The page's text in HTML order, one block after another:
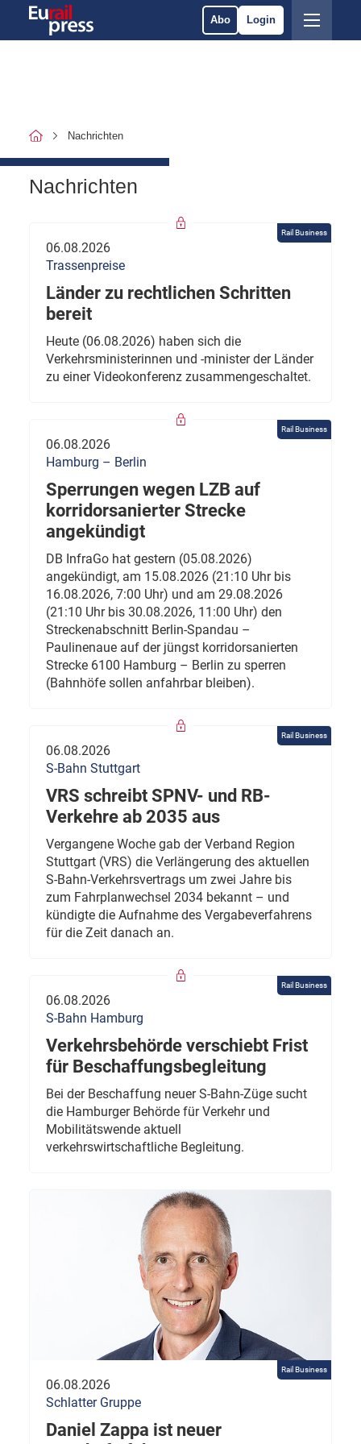
Abo Login
Nachrichten
Nachrichten
Rail Business
06.08.2026
Trassenpreise
Länder zu rechtlichen Schritten
bereit
Heute (06.08.2026) haben sich die
Verkehrsministerinnen und -minister der Länder
zu einer Videokonferenz zusammengeschaltet.
Rail Business
06.08.2026
Hamburg – Berlin
Sperrungen wegen LZB auf
korridorsanierter Strecke
angekündigt
DB InfraGo hat gestern (05.08.2026)
angekündigt, am 15.08.2026 (21:10 Uhr bis
16.08.2026, 7:00 Uhr) und am 29.08.2026
(21:10 Uhr bis 30.08.2026, 11:00 Uhr) den
Streckenabschnitt Berlin-Spandau –
Paulinenaue auf der jüngst korridorsanierten
Strecke 6100 Hamburg – Berlin zu sperren
(Bahnhöfe sollen anfahrbar bleiben).
Rail Business
06.08.2026
S-Bahn Stuttgart
VRS schreibt SPNV- und RB-
Verkehre ab 2035 aus
Vergangene Woche gab der Verband Region
Stuttgart (VRS) die Verlängerung des aktuellen
S-Bahn-Verkehrsvertrags um zwei Jahre bis
zum Fahrplanwechsel 2034 bekannt – und
kündigte die Aufnahme des Vergabeverfahrens
für die Zeit danach an.
Rail Business
06.08.2026
S-Bahn Hamburg
Verkehrsbehörde verschiebt Frist
für Beschaffungsbegleitung
Bei der Beschaffung neuer S-Bahn-Züge sucht
die Hamburger Behörde für Verkehr und
Mobilitätswende aktuell
verkehrswirtschaftliche Begleitung.
Rail Business
06.08.2026
Schlatter Gruppe
Daniel Zappa ist neuer